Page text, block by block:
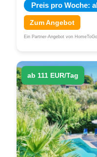
Preis pro Woche:
Zum Angebot
Ein Partner-Angebot von HomeToGo
ab 111 EUR/Tag